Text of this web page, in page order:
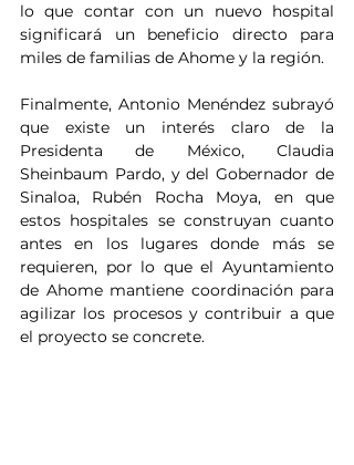
lo que contar con un nuevo hospital
significará un beneficio directo para
miles de familias de Ahome y la región.
Finalmente, Antonio Menéndez subrayó
que existe un interés claro de la
Presidenta de México, Claudia
Sheinbaum Pardo, y del Gobernador de
Sinaloa, Rubén Rocha Moya, en que
estos hospitales se construyan cuanto
antes en los lugares donde más se
requieren, por lo que el Ayuntamiento
de Ahome mantiene coordinación para
agilizar los procesos y contribuir a que
el proyecto se concrete.